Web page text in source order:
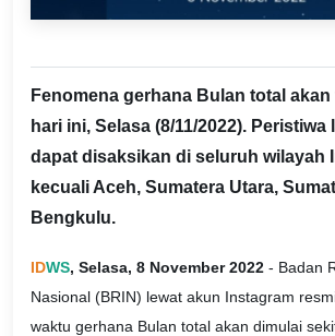
Fenomena gerhana Bulan total
hari ini, Selasa (8/11/2022). Peristiwa
dapat disaksikan di seluruh wilayah
kecuali Aceh, Sumatera Utara,
Bengkulu.
IDWS, Selasa, 8 November 2022 - Badan
Nasional (BRIN) lewat akun Instagram
waktu gerhana Bulan total akan dimulai